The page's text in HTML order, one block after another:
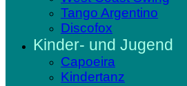
Tango Argentino
Discofox
Kinder- und Jugend
Capoeira
Kindertanz